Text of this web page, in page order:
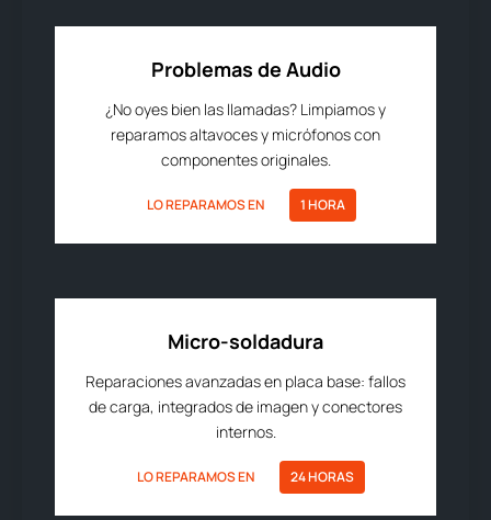
Problemas de Audio
¿No oyes bien las llamadas? Limpiamos y
reparamos altavoces y micrófonos con
componentes originales.
LO REPARAMOS EN 1 HORA
Micro-soldadura
Reparaciones avanzadas en placa base: fallos
de carga, integrados de imagen y conectores
internos.
LO REPARAMOS EN 24 HORAS